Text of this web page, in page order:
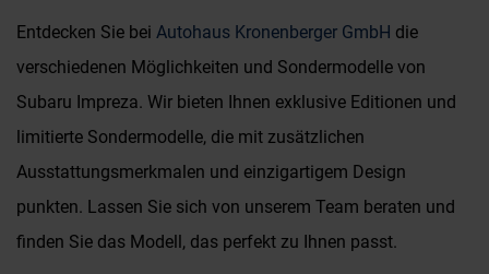
Entdecken Sie bei Autohaus Kronenberger GmbH die
verschiedenen Möglichkeiten und Sondermodelle von
Subaru Impreza. Wir bieten Ihnen exklusive Editionen und
limitierte Sondermodelle, die mit zusätzlichen
Ausstattungsmerkmalen und einzigartigem Design
punkten. Lassen Sie sich von unserem Team beraten und
finden Sie das Modell, das perfekt zu Ihnen passt.